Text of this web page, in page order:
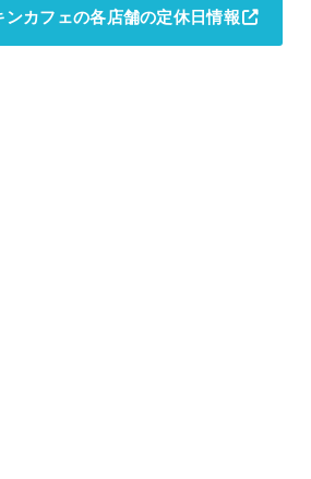
カフェの各店舗の定休日情報